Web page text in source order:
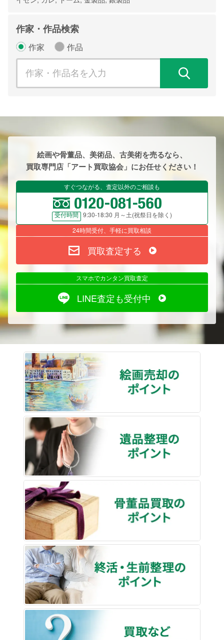
作家・作品検索
作家 作品
絵画や骨董品、美術品、古美術を売るなら、
買取専門店「アート買取協会」にお任せください！
すぐつながる、査定以外のご相談も
受付時間
9:30-18:30 月～土(祝祭日を除く)
24時間受付、手軽に買取相談
買取査定する
スマホでカンタン買取査定
LINE査定も受付中